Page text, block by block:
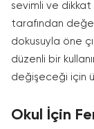
sevimli ve dikkat
tarafından
dokusuyla öne
düzenli bir
değişeceği için
Okul İçin